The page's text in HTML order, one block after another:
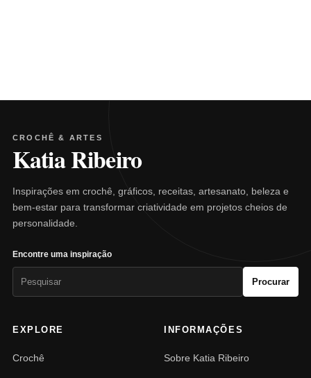
CROCHÊ & ARTES
Katia Ribeiro
Inspirações em crochê, gráficos, receitas, artesanato, beleza e
bem-estar para transformar criatividade em projetos cheios de
personalidade.
Encontre uma inspiração
Procurar
EXPLORE
Crochê
INFORMAÇÕES
Sobre Katia Ribeiro